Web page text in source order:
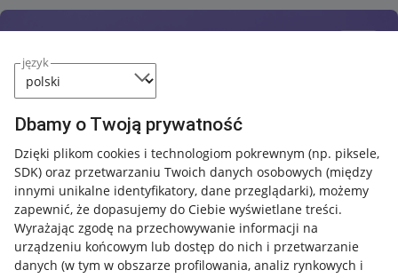
język
Dbamy o Twoją prywatność
Dzięki plikom cookies i technologiom pokrewnym (np. piksele,
SDK) oraz przetwarzaniu Twoich danych osobowych (między
innymi unikalne identyfikatory, dane przeglądarki), możemy
zapewnić, że dopasujemy do Ciebie wyświetlane treści.
Wyrażając zgodę na przechowywanie informacji na
urządzeniu końcowym lub dostęp do nich i przetwarzanie
danych (w tym w obszarze profilowania, analiz rynkowych i